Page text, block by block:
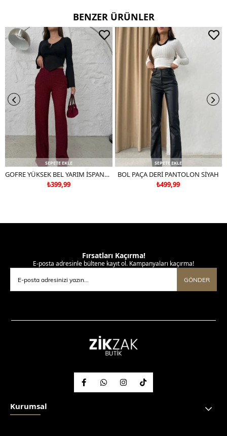
BENZER ÜRÜNLER
SEPETE EKLE
GOFRE YÜKSEK BEL YARIM İSPANYOL PAÇA PANTOLON BORDO
₺399,99
SEPETE EKLE
BOL PAÇA DERİ PANTOLON SİYAH
₺499,99
Fırsatları Kaçırma!
E-posta adresinle bültene kayıt ol. Kampanyaları kaçırma!
GÖNDER
Kurumsal